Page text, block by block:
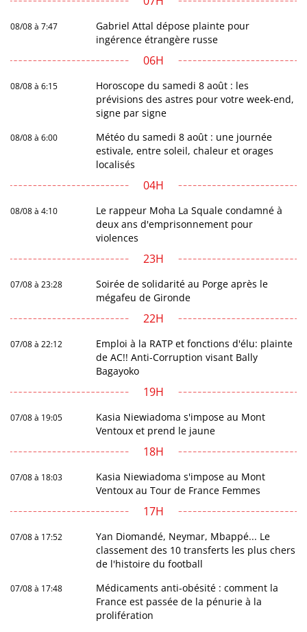
08/08 à 7:47
Gabriel Attal dépose plainte pour
ingérence étrangère russe
06H
08/08 à 6:15
Horoscope du samedi 8 août : les
prévisions des astres pour votre week-end,
signe par signe
08/08 à 6:00
Météo du samedi 8 août : une journée
estivale, entre soleil, chaleur et orages
localisés
04H
08/08 à 4:10
Le rappeur Moha La Squale condamné à
deux ans d'emprisonnement pour
violences
23H
07/08 à 23:28
Soirée de solidarité au Porge après le
mégafeu de Gironde
22H
07/08 à 22:12
Emploi à la RATP et fonctions d'élu: plainte
de AC!! Anti-Corruption visant Bally
Bagayoko
19H
07/08 à 19:05
Kasia Niewiadoma s'impose au Mont
Ventoux et prend le jaune
18H
07/08 à 18:03
Kasia Niewiadoma s'impose au Mont
Ventoux au Tour de France Femmes
17H
07/08 à 17:52
Yan Diomandé, Neymar, Mbappé... Le
classement des 10 transferts les plus chers
de l'histoire du football
07/08 à 17:48
Médicaments anti-obésité : comment la
France est passée de la pénurie à la
prolifération